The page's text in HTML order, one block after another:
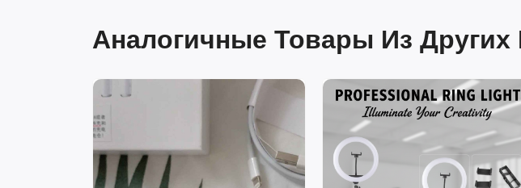
Аналогичные Товары Из Других